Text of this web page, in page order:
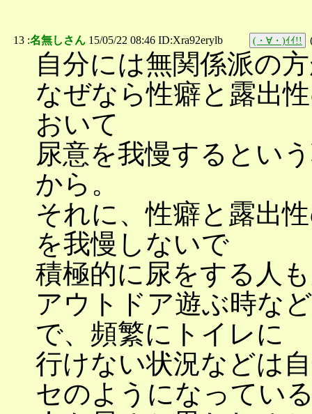
13 :名無しさん 15/05/22 08:46 ID:Xra92erylb (・∀・)ｲｲ!!
自分には無関係派の
なぜなら性癖と露出
おいて
尿意を我慢するとい
から。
それに、性癖と露出
を我慢しないで
積極的に尿をする人
アウトドア遊ぶ時な
で、頻繁にトイレに
行けない状況などは
セのようになってい